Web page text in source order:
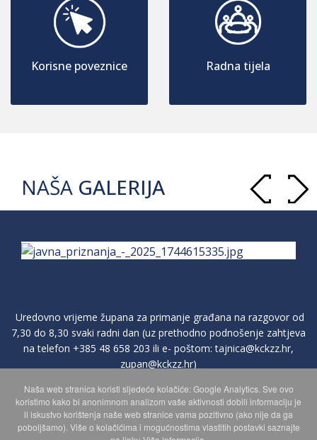
Korisne poveznice Radna tijela
NAŠA GALERIJA
Uredovno vrijeme župana za primanje građana na razgovor od
7,30 do 8,30 svaki radni dan (uz prethodno podnošenje zahtjeva
na telefon +385 48 658 203 ili e- poštom:tajnica@kckzz.hr,
zupan@kckzz.hr)
POLITIKA ZAŠTITE PRIVATNOSTI OSOBNIH PODATAKA
Naša web stranica koristi sljedeće kolačiće: Google Analytics. Sve ovo
koristimo kako bi anonimnom analizom vaše aktivnosti dobili informaciju je
li iskustvo korištenja naše web stranice vama pozitivno (ako nije da ga
poboljšamo). Više o kolačićima i mogućnostima vlastitih postavki saznajte